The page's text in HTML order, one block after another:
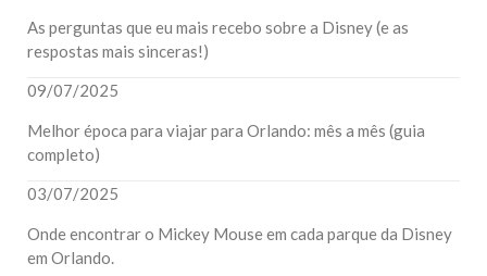
As perguntas que eu mais recebo sobre a Disney (e as
respostas mais sinceras!)
09/07/2025
Melhor época para viajar para Orlando: mês a mês (guia
completo)
03/07/2025
Onde encontrar o Mickey Mouse em cada parque da Disney
em Orlando.